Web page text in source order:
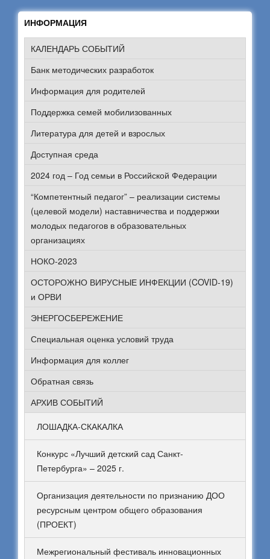
ИНФОРМАЦИЯ
КАЛЕНДАРЬ СОБЫТИЙ
Банк методических разработок
Информация для родителей
Поддержка семей мобилизованных
Литература для детей и взрослых
Доступная среда
2024 год – Год семьи в Российской Федерации
“Компетентный педагог” – реализации системы
(целевой модели) наставничества и поддержки
молодых педагогов в образовательных
организациях
НОКО-2023
ОСТОРОЖНО ВИРУСНЫЕ ИНФЕКЦИИ (COVID-19)
и ОРВИ
ЭНЕРГОСБЕРЕЖЕНИЕ
Специальная оценка условий труда
Информация для коллег
Обратная связь
АРХИВ СОБЫТИЙ
ЛОШАДКА-СКАКАЛКА
Конкурс «Лучший детский сад Санкт-
Петербурга» – 2025 г.
Организация деятельности по признанию ДОО
ресурсным центром общего образования
(ПРОЕКТ)
Межрегиональный фестиваль инновационных